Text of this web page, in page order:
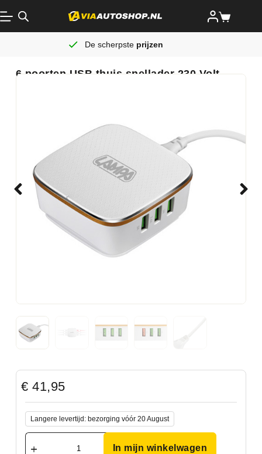
De scherpste prijzen
6 poorten USB thuis snellader 230 Volt
€ 41,95
Langere levertijd: bezorging vóór 20 August
In mijn winkelwagen